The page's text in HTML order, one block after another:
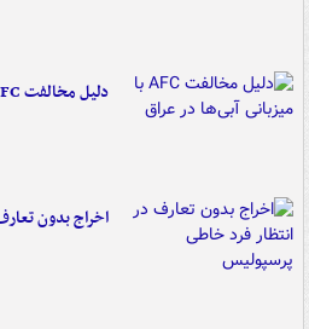
دلیل مخالفت AFC با میزبانی آبی‌ها در عراق
اخراج بدون